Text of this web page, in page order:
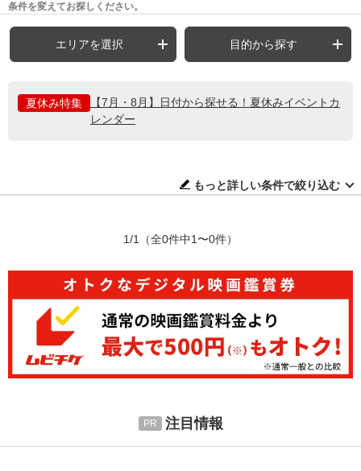
条件を変えてお探しください。
エリアを選択 目的から探す
夏休み特集
【7月・8月】日付から探せる！夏休みイベントカ
レンダー
もっと詳しい条件で絞り込む
1/1 （全0件中1〜0件）
注目情報